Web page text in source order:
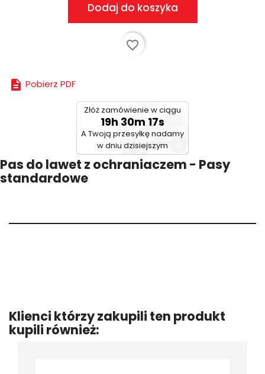
Dodaj do koszyka
favorite_border
 Pobierz PDF
Złóż zamówienie w ciągu
19h 30m 17s
A Twoją przesyłkę nadamy
w dniu dzisiejszym
Pas do lawet z ochraniaczem - Pasy
standardowe
Klienci którzy zakupili ten produkt
kupili również: